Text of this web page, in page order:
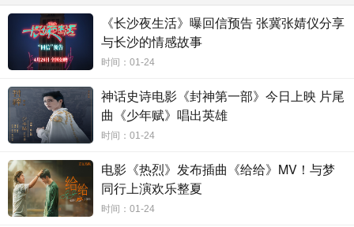
一次在影院看体育片，比看警匪片还过瘾，比看惊悚片更紧张，以前
看电影，纸巾是用来擦泪的，这次全用来擦手汗了！”
“轻喜剧、合家欢、老少皆宜、燃起来了！”超前点映后，有粉丝
表示影片的定位一定不是体育片，而是合家欢。所谓的合家欢，不仅
局限于亲子受众，更是让老人多一份亲切又熟悉的选择，让孩子在动
画片以外找到更真实的兴趣和快乐。坐拥国民级IP，《中国乒乓》用
零门槛的表达方式，向过去的峥嵘岁月招手，唤起老人们的集体情
怀，又向当下投下一颗“兴奋剂”，通过影片中这场反击一战，告诉所
有身在低谷的年轻人，此后每走一步都是上坡路；同时，这部电影又
《长沙夜生活》曝回信预告 张冀张婧仪分享
与长沙的情感故事
时间：01-24
神话史诗电影《封神第一部》今日上映 片尾
曲《少年赋》唱出英雄
时间：01-24
电影《热烈》发布插曲《给给》MV！与梦
同行上演欢乐整夏
时间：01-24